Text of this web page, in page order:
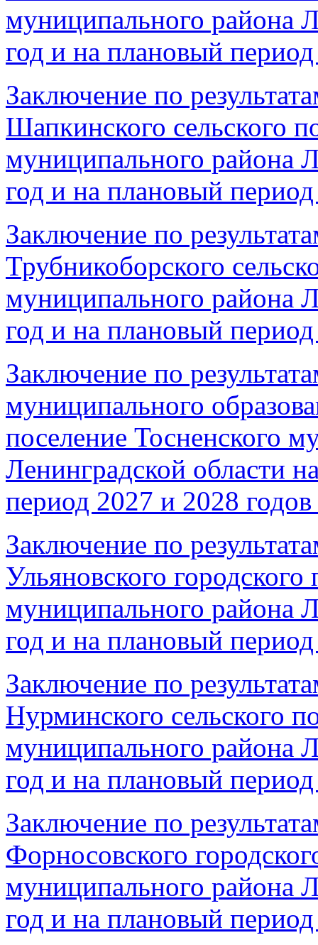
муниципального района
год и на плановый
Заключение по
Шапкинского сельского
муниципального района
год и на плановый
Заключение по
Трубникоборского
муниципального района
год и на плановый
Заключение по
муниципального
поселение Тосненского
Ленинградской области
период 2027 и 2028
Заключение по
Ульяновского
муниципального района
год и на плановый
Заключение по
Нурминского сельского
муниципального района
год и на плановый
Заключение по
Форносовского
муниципального района
год и на плановый